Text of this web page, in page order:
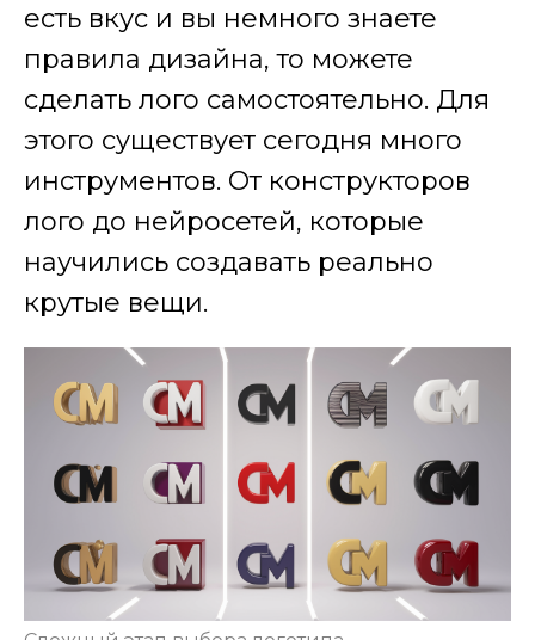
есть вкус и вы немного знаете
правила дизайна, то можете
сделать лого самостоятельно. Для
этого существует сегодня много
инструментов. От конструкторов
лого до нейросетей, которые
научились создавать реально
крутые вещи.